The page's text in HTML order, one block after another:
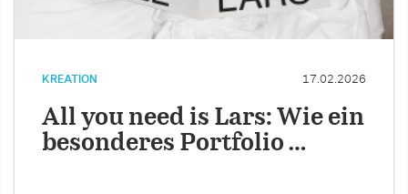
KREATION 17.02.2026
All you need is Lars: Wie ein
besonderes Portfolio …